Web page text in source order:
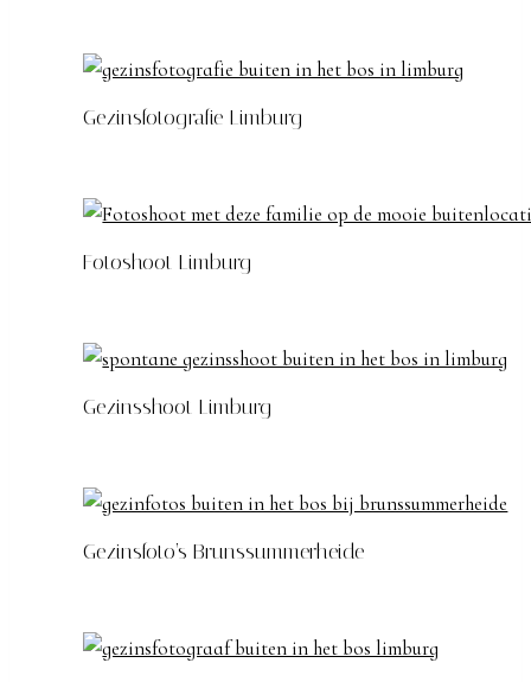
Gezinsfotografie Limburg
Fotoshoot Limburg
Gezinsshoot Limburg
Gezinsfoto’s Brunssummerheide